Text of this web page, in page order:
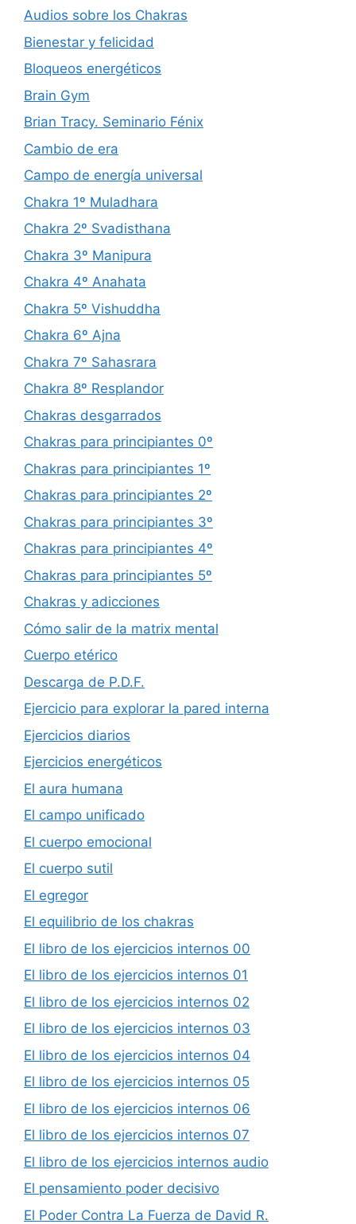
Audios sobre los Chakras
Bienestar y felicidad
Bloqueos energéticos
Brain Gym
Brian Tracy. Seminario Fénix
Cambio de era
Campo de energía universal
Chakra 1º Muladhara
Chakra 2º Svadisthana
Chakra 3º Manipura
Chakra 4º Anahata
Chakra 5º Vishuddha
Chakra 6º Ajna
Chakra 7º Sahasrara
Chakra 8º Resplandor
Chakras desgarrados
Chakras para principiantes 0º
Chakras para principiantes 1º
Chakras para principiantes 2º
Chakras para principiantes 3º
Chakras para principiantes 4º
Chakras para principiantes 5º
Chakras y adicciones
Cómo salir de la matrix mental
Cuerpo etérico
Descarga de P.D.F.
Ejercicio para explorar la pared interna
Ejercicios diarios
Ejercicios energéticos
El aura humana
El campo unificado
El cuerpo emocional
El cuerpo sutil
El egregor
El equilibrio de los chakras
El libro de los ejercicios internos 00
El libro de los ejercicios internos 01
El libro de los ejercicios internos 02
El libro de los ejercicios internos 03
El libro de los ejercicios internos 04
El libro de los ejercicios internos 05
El libro de los ejercicios internos 06
El libro de los ejercicios internos 07
El libro de los ejercicios internos audio
El pensamiento poder decisivo
El Poder Contra La Fuerza de David R.